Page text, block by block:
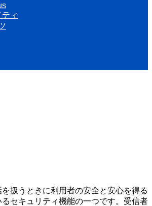
ィ
扱うときに利用者の安全と安心を得る
セキュリティ機能の一つです。受信者